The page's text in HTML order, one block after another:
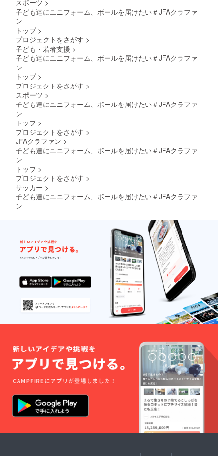
スポーツ >
子ども達にユニフォーム、ボールを届けたい＃JFAクラファ
ン
トップ >
プロジェクトをさがす >
子ども・若者支援 >
子ども達にユニフォーム、ボールを届けたい＃JFAクラファ
ン
トップ >
プロジェクトをさがす >
スポーツ >
子ども達にユニフォーム、ボールを届けたい＃JFAクラファ
ン
トップ >
プロジェクトをさがす >
JFAクラファン >
子ども達にユニフォーム、ボールを届けたい＃JFAクラファ
ン
トップ >
プロジェクトをさがす >
サッカー >
子ども達にユニフォーム、ボールを届けたい＃JFAクラファ
ン